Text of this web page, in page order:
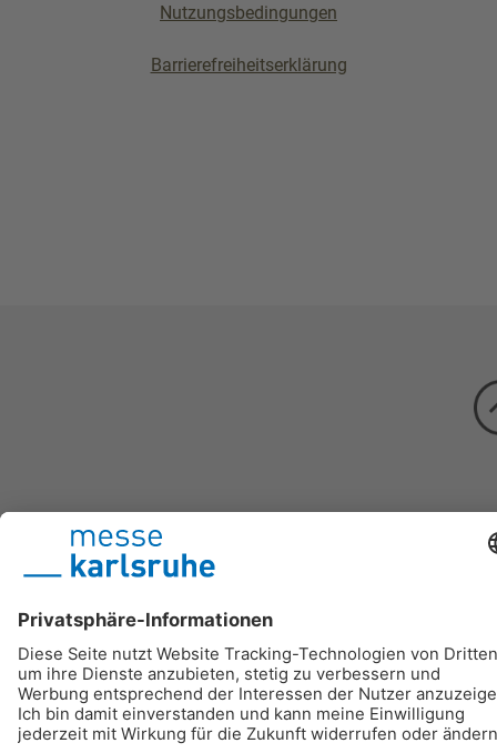
Nutzungsbedingungen
Barrierefreiheitserklärung